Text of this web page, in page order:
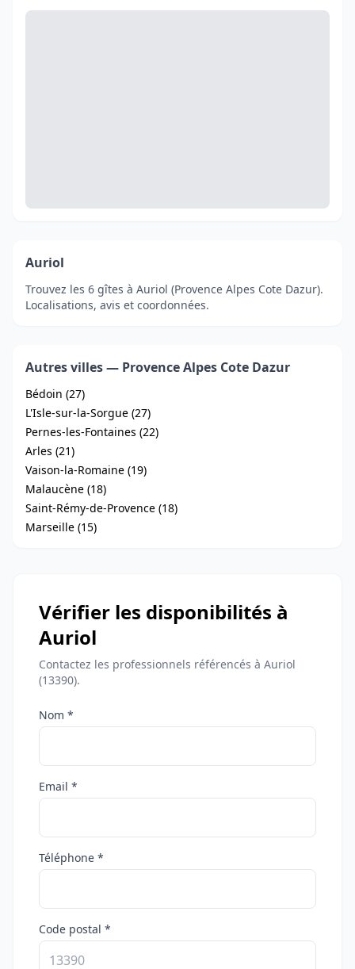
Auriol
Trouvez les 6 gîtes à Auriol (Provence Alpes Cote Dazur).
Localisations, avis et coordonnées.
Autres villes — Provence Alpes Cote Dazur
Bédoin (27)
L'Isle-sur-la-Sorgue (27)
Pernes-les-Fontaines (22)
Arles (21)
Vaison-la-Romaine (19)
Malaucène (18)
Saint-Rémy-de-Provence (18)
Marseille (15)
Vérifier les disponibilités à
Auriol
Contactez les professionnels référencés à Auriol
(13390).
Nom *
Email *
Téléphone *
Code postal *